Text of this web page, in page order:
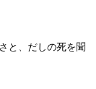
と、だしの死を聞